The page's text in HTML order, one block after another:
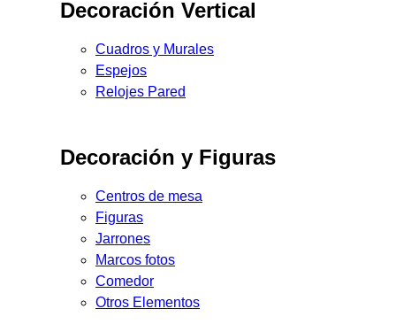
Decoración Vertical
Cuadros y Murales
Espejos
Relojes Pared
Decoración y Figuras
Centros de mesa
Figuras
Jarrones
Marcos fotos
Comedor
Otros Elementos